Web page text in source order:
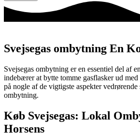
Svejsegas ombytning En
Svejsegas ombytning er en essentiel del af
indebærer at bytte tomme gasflasker ud
på nogle af de vigtigste aspekter vedrørende
ombytning.
Køb Svejsegas: Lokal
Horsens